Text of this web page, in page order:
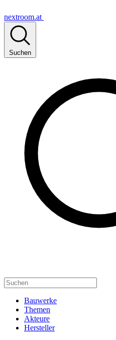
nextroom.at
Suchen
Bauwerke
Themen
Akteure
Hersteller